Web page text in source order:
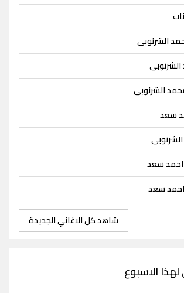
الشرنوبى
الشرنوبى
سعد
احمد سعد
احمد سعد
شاهد كل الاغاني الجديدة
الاسبوع